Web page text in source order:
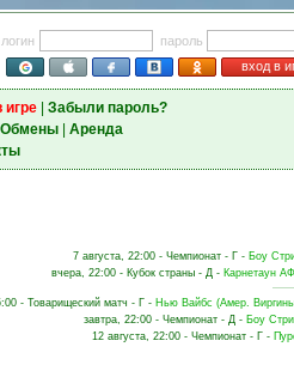
логин
пароль
вход в
игре| Забыли пароль?
Обмены| Аренда
7 августа, 22:00 - Чемпионат - Г - Боу
вчера, 22:00 - Кубок страны - Д - Карнетаун
- Товарищеский матч - Г - Нью Вайбс (Амер.
завтра, 22:00 - Чемпионат - Д - Боу
12 августа, 22:00 - Чемпионат - Г -